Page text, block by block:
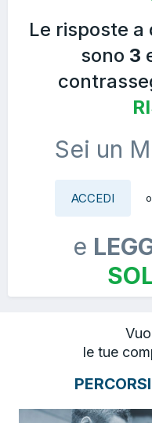
Le risposte
sono 3
Sei un
ACCEDI
e
le tue